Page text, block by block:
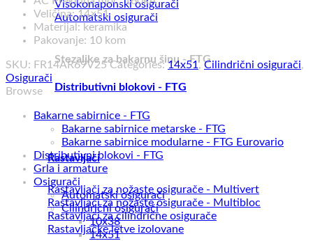
Visokonaponski osigurači
Automatski osigurači
Stezaljke za bakarnu šinu - FTG
Distributivni blokovi - FTG
Rastavljači
Rastavljači za nožaste osigurače - Multivert
Rastavljači za nožaste osigurače - Multibloc
Rastavljači za cilindrične osigurače
Rastavljačke letve izolovane
Veličina: 14×51
Materijal: keramika
Pakovanje: 10 kom
SKU: FR14AR69V25 Categories:14x51 ,Cilindrični osigurači,
Osigurači
Browse
Bakarne sabirnice - FTG
Bakarne sabirnice metarske - FTG
Bakarne sabirnice modularne - FTG Eurovario
Distributivni blokovi - FTG
Grla i armature
Osigurači
Automatski osigurači
Cilindrični osigurači
10x38
14x51